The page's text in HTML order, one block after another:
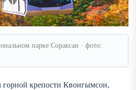
парке Сораксан · фото:
горной крепости Квонгымсон,